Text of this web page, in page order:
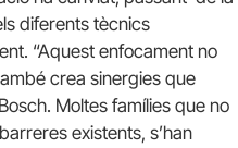
diferents tècnics
“Aquest enfocament no
crea sinergies que
Moltes famílies que no
existents, s’han